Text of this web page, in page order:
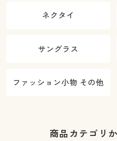
ネクタイ
サングラス
ファッション小物 その他
商品カテゴリ